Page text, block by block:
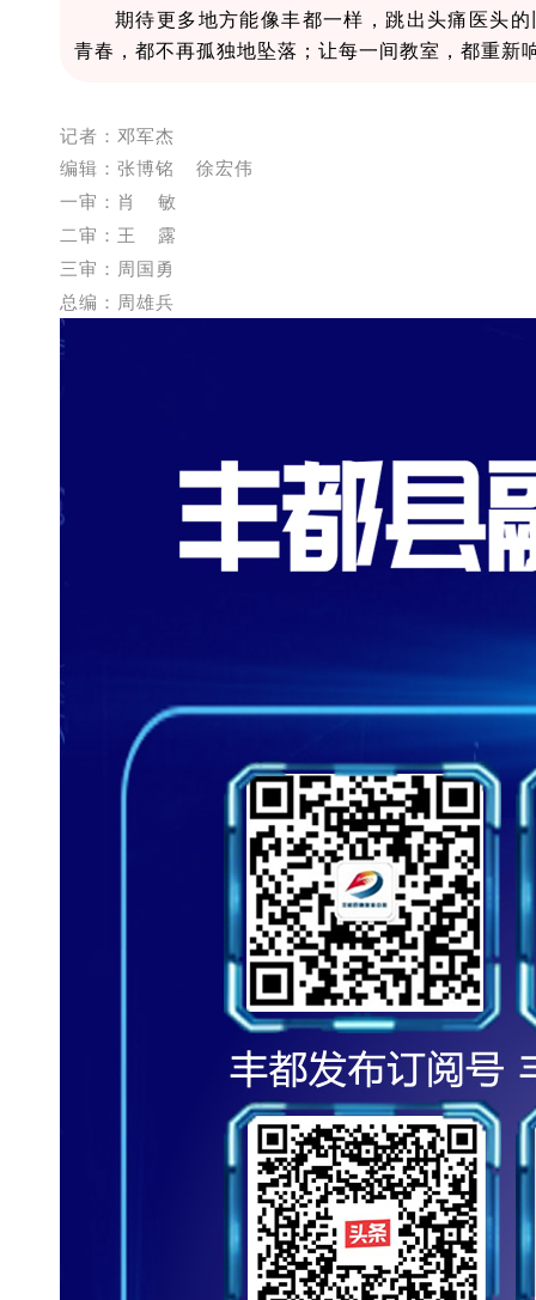
期待更多地方能像丰都一样，跳出头痛医头
青春，都不再孤独地坠落；让每一间教室，都重新
记者：邓军杰
编辑：张博铭 徐宏伟
一审： 肖 敏
二审：王 露
三审：周国勇
总编：周雄兵